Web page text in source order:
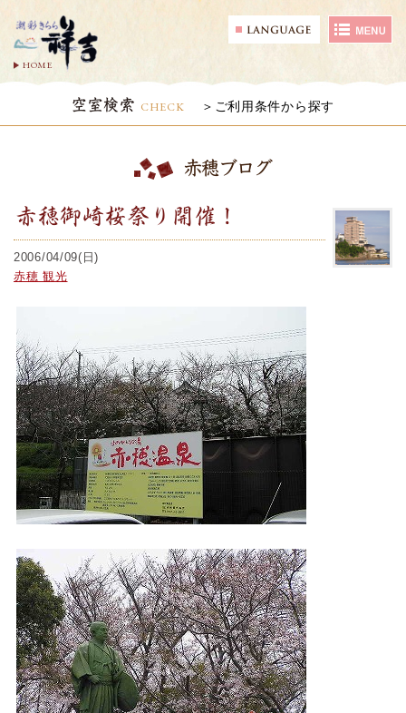
HOME
空室検索 CHECK ご利用条件から探す
赤穂ブログ
赤穂御崎桜祭り開催！
2006/04/09(日)
赤穂 観光